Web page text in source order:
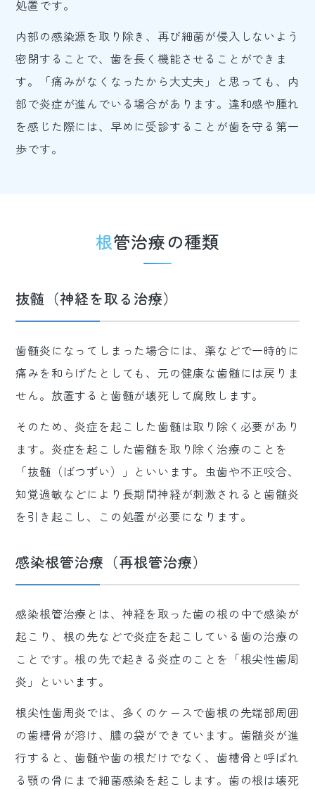
処置です。
内部の感染源を取り除き、再び細菌が侵入しないよう
密閉することで、歯を長く機能させることができま
す。「痛みがなくなったから大丈夫」と思っても、内
部で炎症が進んでいる場合があります。違和感や腫れ
を感じた際には、早めに受診することが歯を守る第一
歩です。
根管治療の種類
抜髄（神経を取る治療）
歯髄炎になってしまった場合には、薬などで一時的に
痛みを和らげたとしても、元の健康な歯髄には戻りま
せん。放置すると歯髄が壊死して腐敗します。
そのため、炎症を起こした歯髄は取り除く必要があり
ます。炎症を起こした歯髄を取り除く治療のことを
「抜髄（ばつずい）」といいます。虫歯や不正咬合、
知覚過敏などにより長期間神経が刺激されると歯髄炎
を引き起こし、この処置が必要になります。
感染根管治療（再根管治療）
感染根管治療とは、神経を取った歯の根の中で感染が
起こり、根の先などで炎症を起こしている歯の治療の
ことです。根の先で起きる炎症のことを「根尖性歯周
炎」といいます。
根尖性歯周炎では、多くのケースで歯根の先端部周囲
の歯槽骨が溶け、膿の袋ができています。歯髄炎が進
行すると、歯髄や歯の根だけでなく、歯槽骨と呼ばれ
る顎の骨にまで細菌感染を起こします。歯の根は壊死